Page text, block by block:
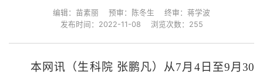
编辑：苗素丽 预审：陈冬生
终审：蒋学波
发布时间：2022-11-08
浏览次数： 255
本网讯（生科院 张鹏凡）从7月4日至9月30